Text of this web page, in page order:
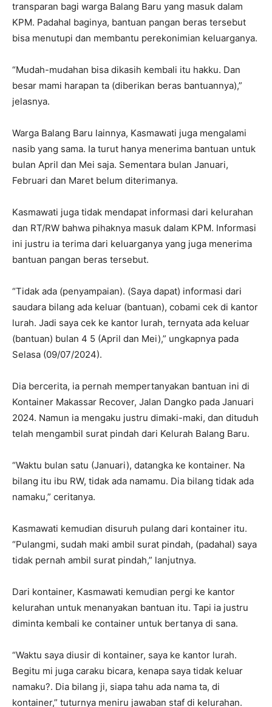
transparan bagi warga Balang Baru yang masuk dalam
KPM. Padahal baginya, bantuan pangan beras tersebut
bisa menutupi dan membantu perekonimian keluarganya.
“Mudah-mudahan bisa dikasih kembali itu hakku. Dan
besar mami harapan ta (diberikan beras bantuannya),”
jelasnya.
Warga Balang Baru lainnya, Kasmawati juga mengalami
nasib yang sama. Ia turut hanya menerima bantuan untuk
bulan April dan Mei saja. Sementara bulan Januari,
Februari dan Maret belum diterimanya.
Kasmawati juga tidak mendapat informasi dari kelurahan
dan RT/RW bahwa pihaknya masuk dalam KPM. Informasi
ini justru ia terima dari keluarganya yang juga menerima
bantuan pangan beras tersebut.
“Tidak ada (penyampaian). (Saya dapat) informasi dari
saudara bilang ada keluar (bantuan), cobami cek di kantor
lurah. Jadi saya cek ke kantor lurah, ternyata ada keluar
(bantuan) bulan 4 5 (April dan Mei),” ungkapnya pada
Selasa (09/07/2024).
Dia bercerita, ia pernah mempertanyakan bantuan ini di
Kontainer Makassar Recover, Jalan Dangko pada Januari
2024. Namun ia mengaku justru dimaki-maki, dan dituduh
telah mengambil surat pindah dari Kelurah Balang Baru.
“Waktu bulan satu (Januari), datangka ke kontainer. Na
bilang itu ibu RW, tidak ada namamu. Dia bilang tidak ada
namaku,” ceritanya.
Kasmawati kemudian disuruh pulang dari kontainer itu.
“Pulangmi, sudah maki ambil surat pindah, (padahal) saya
tidak pernah ambil surat pindah,” lanjutnya.
Dari kontainer, Kasmawati kemudian pergi ke kantor
kelurahan untuk menanyakan bantuan itu. Tapi ia justru
diminta kembali ke container untuk bertanya di sana.
“Waktu saya diusir di kontainer, saya ke kantor lurah.
Begitu mi juga caraku bicara, kenapa saya tidak keluar
namaku?. Dia bilang ji, siapa tahu ada nama ta, di
kontainer,” tuturnya meniru jawaban staf di kelurahan.